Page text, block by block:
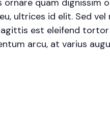
quam dignissim
ultrices id elit. Sed
est eleifend
arcu, at varius